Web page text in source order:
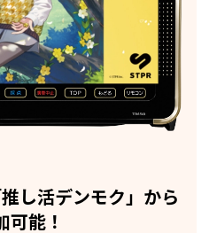
し活デンモク」から
可能！